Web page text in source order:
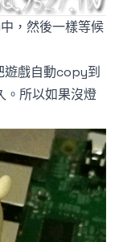
，然後一樣等候
遊戲自動copy到
。所以如果沒燈